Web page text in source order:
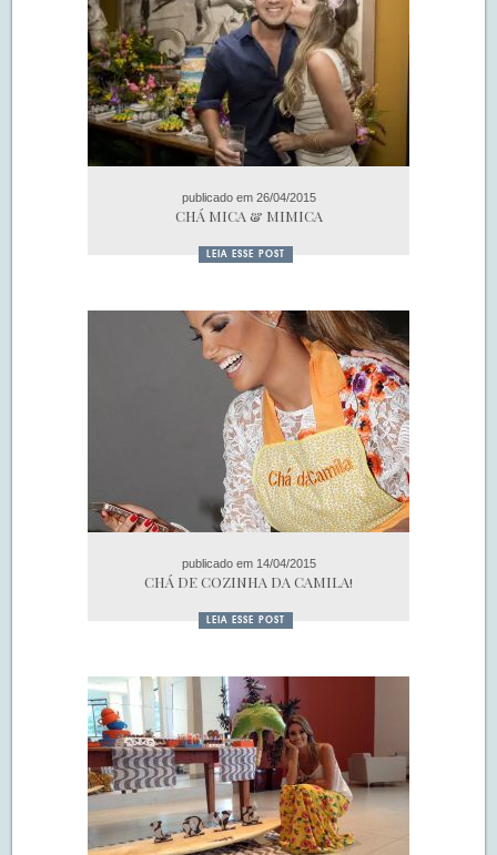
publicado em 26/04/2015
CHÁ MICA & MIMICA
LEIA ESSE POST
publicado em 14/04/2015
CHÁ DE COZINHA DA CAMILA!
LEIA ESSE POST